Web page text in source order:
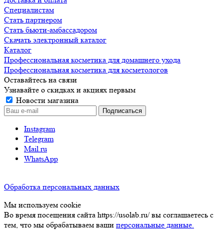
Специалистам
Стать партнером
Стать бьюти-амбассадором
Скачать электронный каталог
Каталог
Профессиональная косметика для домашнего ухода
Профессиональная косметика для косметологов
Оставайтесь на связи
Узнавайте о скидках и акциях первым
Новости магазина
Instagram
Telegram
Mail.ru
WhatsApp
Обработка персональных данных
Мы используем cookie
Во время посещения сайта https://usolab.ru/ вы соглашаетесь с
тем, что мы обрабатываем ваши персональные данные.